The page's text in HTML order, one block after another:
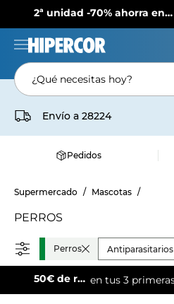
2ª unidad -70% ahorra en más de 1.000 productos
¿Qué necesitas hoy?
Envío a 28224
Pedidos
Supermercado Mascotas
PERROS
Perros Antiparasitarios
50€ de regalo